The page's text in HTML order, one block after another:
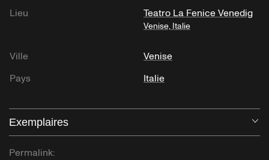
Lieu
Teatro La Fenice Venedig
Venise, Italie
Ville
Venise
Pays
Italie
Exemplaires
Permalink: